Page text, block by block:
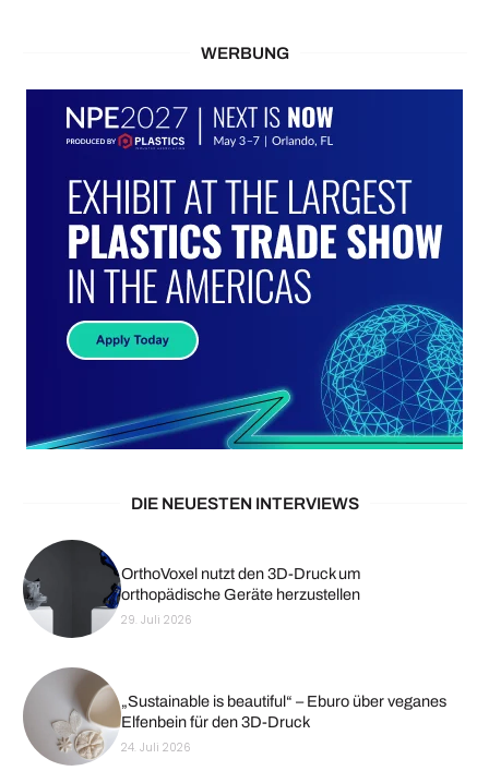
WERBUNG
DIE NEUESTEN INTERVIEWS
OrthoVoxel nutzt den 3D-Druck um
orthopädische Geräte herzustellen
29. Juli 2026
„Sustainable is beautiful“ – Eburo über veganes
Elfenbein für den 3D-Druck
24. Juli 2026